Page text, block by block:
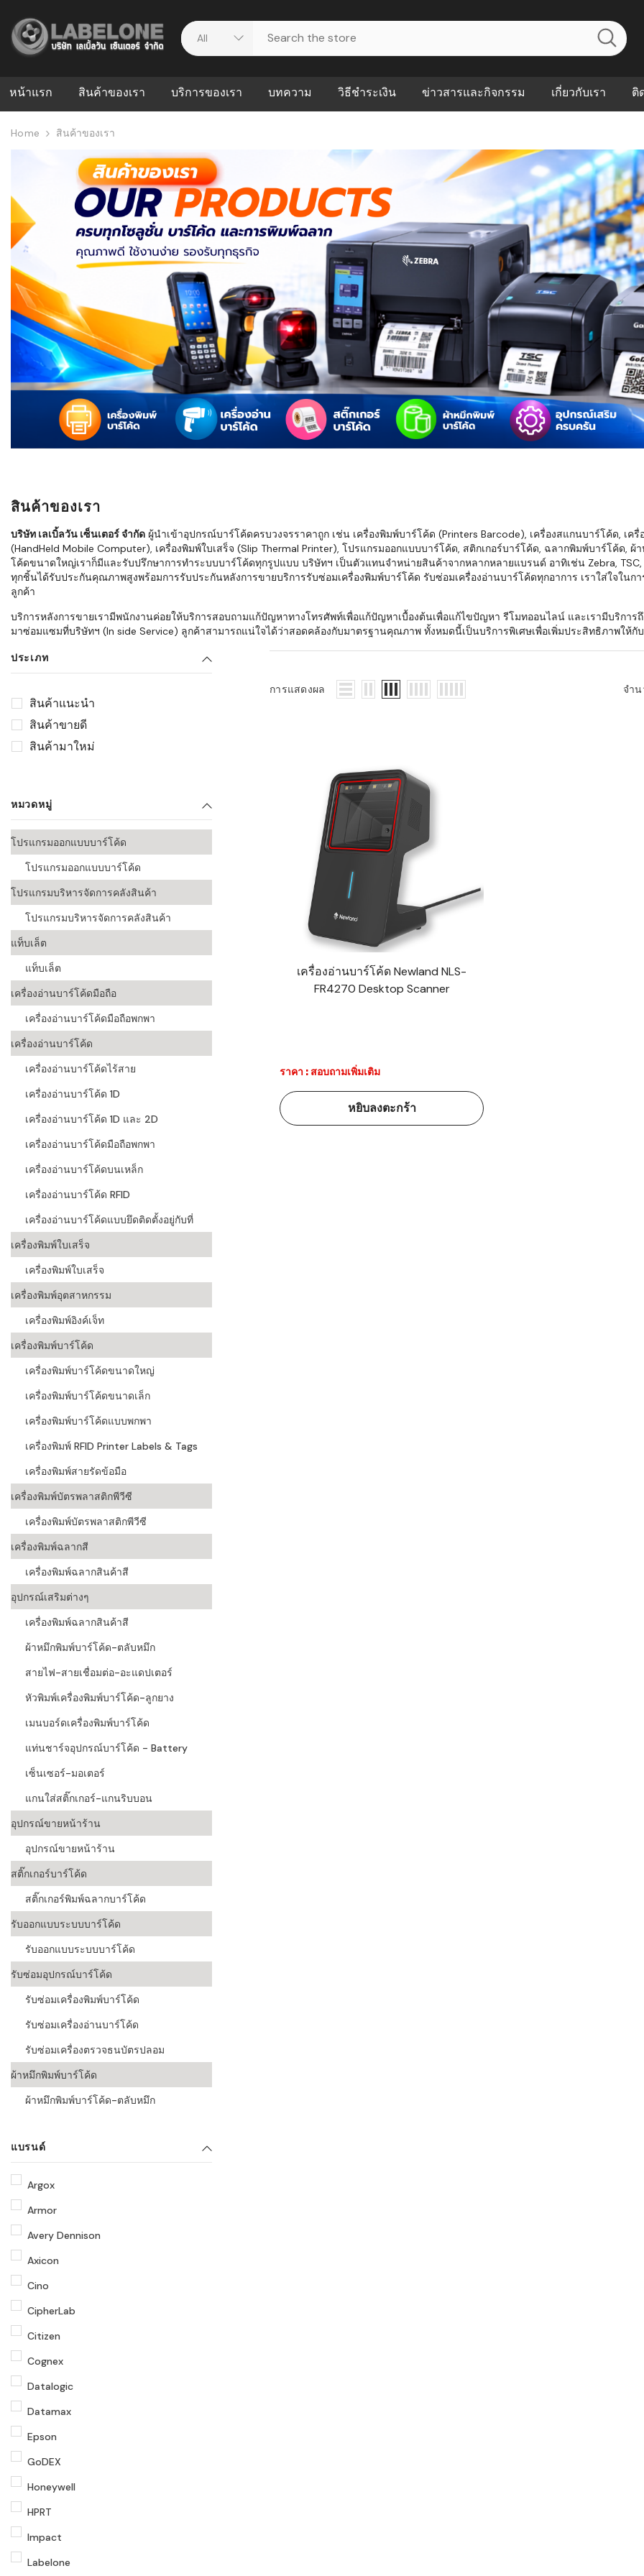
หน้าแรก สินค้าของเรา บริการของเรา
ดาวน์โหลดไดร์เวอร์
วีดีโอแนะนำ
บทความ
บริหารคลังสินค้าที่ช่วยลด
สต็อกแบบ Real-time
ปัญหาคลังสินค้าที่บอกว่า
ธุรกิจของคุณควรเริ่มใช้
WMS กับ ERP ต่างกัน
อย่างไร? ทำไมหลายธุรกิจ
ต้องใช้ร่วมกัน
ใช้ Excel คุมสต็อก กับใช้
WMS ต่างกันอย่างไร?
แบบไหนเหมาะกับธุรกิจที่
กำลังเติบโต
ขั้นตอนการทำงานของ
WMS ตั้งแต่รับสินค้า จัด
เก็บ หยิบ แพ็ก จนถึงจัดส่ง
อย่างไร
WMS สำหรับธุรกิจ 3PL,
ค้าส่ง และ E-Commerce:
แนะนำ Checklist ก่อน
เลือกระบบ WMS: ธุรกิจ
ก่อนเริ่มติดตั้ง
ส่งและโลจิสติกส์
ระบบบาร์โค้ดในธุรกิจ
ขายธุรกิจค้าปลีก
การพัฒนาบาร์โค้ดในงาน
อุตสาหกรรม
ระบบบาร์โค้ดใน
อุตสาหกรรมยานยนต์
ระบบบาร์โค้ดใน
อุตสาหกรรมเสื้อผ้า
ระบบบาร์โค้ดใน
แพทย์
ระบบบาร์โค้ดในด้านการ
วิธีชำระเงิน ข่าวสารและกิจกรรม เกี่ยวกับเรา
FAQs
Our Customer
ติ
Home สินค้าของเรา
สินค้าของเรา
บริษัท เลเบิ้ลวัน เซ็นเตอร์ จำกัด ผู้นำเข้าอุปกรณ์บาร์โค้ดครบวงจรราคาถูก เช่น เครื่องพิมพ์บาร์โค้ด (Printers Barcode), เครื่องสแกนบาร์โค้ด, เค
(HandHeld Mobile Computer), เครื่องพิมพ์ใบเสร็จ (Slip Thermal Printer), โปรแกรมออกแบบบาร์โค้ด, สติกเกอร์บาร์โค้ด, ฉลากพิมพ์บาร์โค้ด,
โค้ดขนาดใหญ่เราก็มีและรับปรึกษาการทำระบบบาร์โค้ดทุกรูปแบบ บริษัทฯ เป็นตัวแทนจำหน่ายสินค้าจากหลากหลายแบรนด์ อาทิเช่น Zebra, TSC,
ทุกชิ้นได้รับประกันคุณภาพสูงพร้อมการรับประกันหลังการขายบริการรับซ่อมเครื่องพิมพ์บาร์โค้ด รับซ่อมเครื่องอ่านบาร์โค้ดทุกอาการ เราใส่ใจใน
ลูกค้า
บริการหลังการขายเรามีพนักงานค่อยให้บริการสอบถามแก้ปัญหาทางโทรศัพท์เพื่อแก้ปัญหาเบื้องต้นเพื่อแก้ไขปัญหา รีโมทออนไลน์ และเรามีบริการ
มาซ่อมแซมที่บริษัทฯ (In side Service) ลูกค้าสามารถแน่ใจได้ว่าสอดคล้องกับมาตรฐานคุณภาพ ทั้งหมดนี้เป็นบริการพิเศษเพื่อเพิ่มประสิทธิภาพให้กั
ประเภท
สินค้าแนะนำ
สินค้าขายดี
สินค้ามาใหม่
หมวดหมู่
โปรแกรมออกแบบบาร์โค้ด
โปรแกรมออกแบบบาร์โค้ด
โปรแกรมบริหารจัดการคลังสินค้า
โปรแกรมบริหารจัดการคลังสินค้า
แท็บเล็ต
แท็บเล็ต
เครื่องอ่านบาร์โค้ดมือถือ
เครื่องอ่านบาร์โค้ดมือถือพกพา
เครื่องอ่านบาร์โค้ด
เครื่องอ่านบาร์โค้ดไร้สาย
เครื่องอ่านบาร์โค้ด 1D
เครื่องอ่านบาร์โค้ด 1D และ 2D
เครื่องอ่านบาร์โค้ดมือถือพกพา
เครื่องอ่านบาร์โค้ดบนเหล็ก
เครื่องอ่านบาร์โค้ด RFID
เครื่องอ่านบาร์โค้ดแบบยึดติดตั้งอยู่กับที่
เครื่องพิมพ์ใบเสร็จ
เครื่องพิมพ์ใบเสร็จ
เครื่องพิมพ์อุตสาหกรรม
เครื่องพิมพ์อิงค์เจ็ท
เครื่องพิมพ์บาร์โค้ด
เครื่องพิมพ์บาร์โค้ดขนาดใหญ่
เครื่องพิมพ์บาร์โค้ดขนาดเล็ก
เครื่องพิมพ์บาร์โค้ดแบบพกพา
เครื่องพิมพ์ RFID Printer Labels & Tags
เครื่องพิมพ์สายรัดข้อมือ
เครื่องพิมพ์บัตรพลาสติกพีวีซี
เครื่องพิมพ์บัตรพลาสติกพีวีซี
เครื่องพิมพ์ฉลากสี
เครื่องพิมพ์ฉลากสินค้าสี
อุปกรณ์เสริมต่างๆ
เครื่องพิมพ์ฉลากสินค้าสี
ผ้าหมึกพิมพ์บาร์โค้ด-ตลับหมึก
สายไฟ-สายเชื่อมต่อ-อะแดปเตอร์
หัวพิมพ์เครื่องพิมพ์บาร์โค้ด-ลูกยาง
เมนบอร์ดเครื่องพิมพ์บาร์โค้ด
แท่นชาร์จอุปกรณ์บาร์โค้ด - Battery
เซ็นเซอร์-มอเตอร์
แกนใส่สติ๊กเกอร์-แกนริบบอน
อุปกรณ์ขายหน้าร้าน
อุปกรณ์ขายหน้าร้าน
สติ๊กเกอร์บาร์โค้ด
สติ๊กเกอร์พิมพ์ฉลากบาร์โค้ด
รับออกแบบระบบบาร์โค้ด
รับออกแบบระบบบาร์โค้ด
รับซ่อมอุปกรณ์บาร์โค้ด
รับซ่อมเครื่องพิมพ์บาร์โค้ด
รับซ่อมเครื่องอ่านบาร์โค้ด
รับซ่อมเครื่องตรวจธนบัตรปลอม
ผ้าหมึกพิมพ์บาร์โค้ด
ผ้าหมึกพิมพ์บาร์โค้ด-ตลับหมึก
แบรนด์
Argox
Armor
Avery Dennison
Axicon
Cino
CipherLab
Citizen
Cognex
Datalogic
Datamax
Epson
GoDEX
Honeywell
HPRT
Impact
Labelone
การแสดงผล จำ
เครื่องอ่านบาร์โค้ด Newland NLS-
FR4270 Desktop Scanner
ราคา : สอบถามเพิ่มเติม
หยิบลงตะกร้า